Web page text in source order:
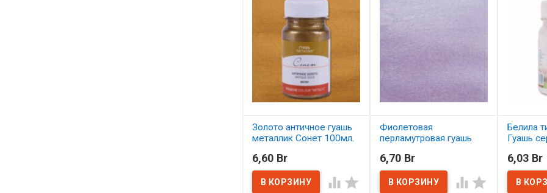
Золото античное гуашь
металлик Сонет 100мл.
В наличии
6,60 Br
 
Фиолетовая
перламутровая гуашь
В наличии
6,70 Br
 
Белила
Гуашь
В
6,03 Br